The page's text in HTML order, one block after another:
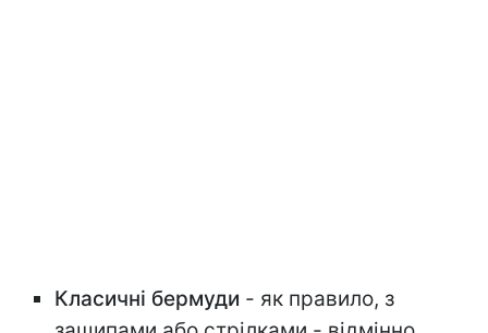
Класичні бермуди - як правило, з